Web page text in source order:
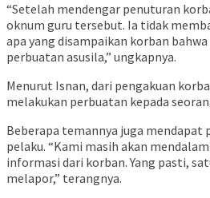
“Setelah mendengar penuturan
oknum guru tersebut. Ia tidak
apa yang disampaikan korban
perbuatan asusila,” ungkapnya.
Menurut Isnan, dari pengakuan
melakukan perbuatan kepada
Beberapa temannya juga mendapat
pelaku. “Kami masih akan
informasi dari korban. Yang pasti,
melapor,” terangnya.